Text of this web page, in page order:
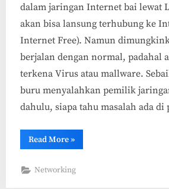
dalam jaringan Internet bai lewat
akan bisa lansung terhubung ke
Internet Free). Namun
berjalan dengan normal, padahal
terkena Virus atau mallware.
buru menyalahkan pemilik
dahulu, siapa tahu masalah ada
Read More“10+
Penyebab
tidak
»
Networking